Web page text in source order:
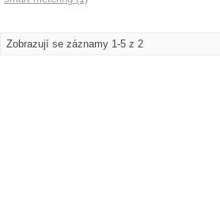
Zobrazují se záznamy 1-5 z 2